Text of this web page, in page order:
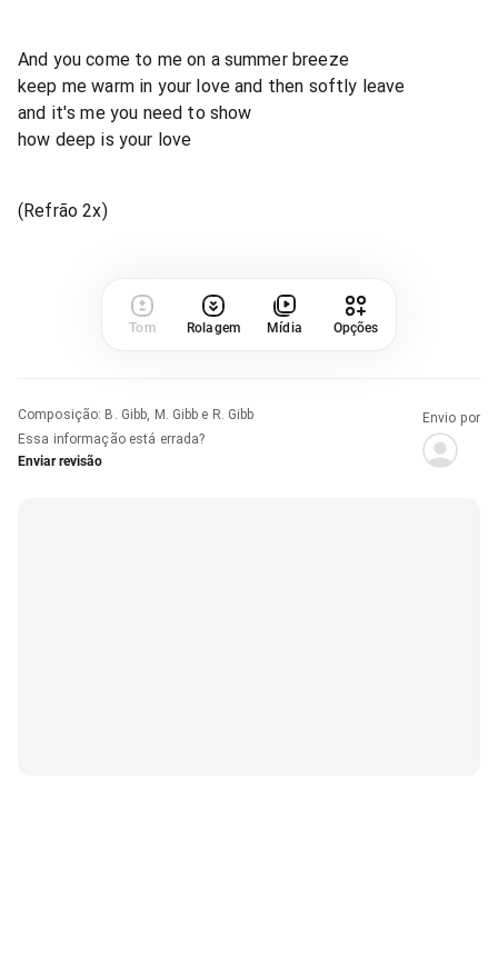
And you come to me on a summer breeze
keep me warm in your love and then softly leave
and it's me you need to show
how deep is your love
(Refrão 2x)
Tom Rolagem Mídia Opções
Composição: B. Gibb, M. Gibb e R. Gibb
Essa informação está errada?
Enviar revisão
Envio por